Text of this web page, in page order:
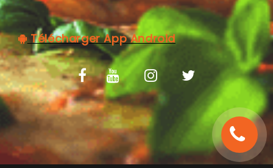
Télécharger App Android